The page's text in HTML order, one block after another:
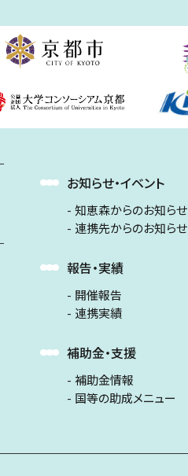
お知らせ・イベント
知恵森からのお知らせ
連携先からのお知らせ
報告・実績
開催報告
連携実績
補助金・支援
補助金情報
国等の助成メニュー